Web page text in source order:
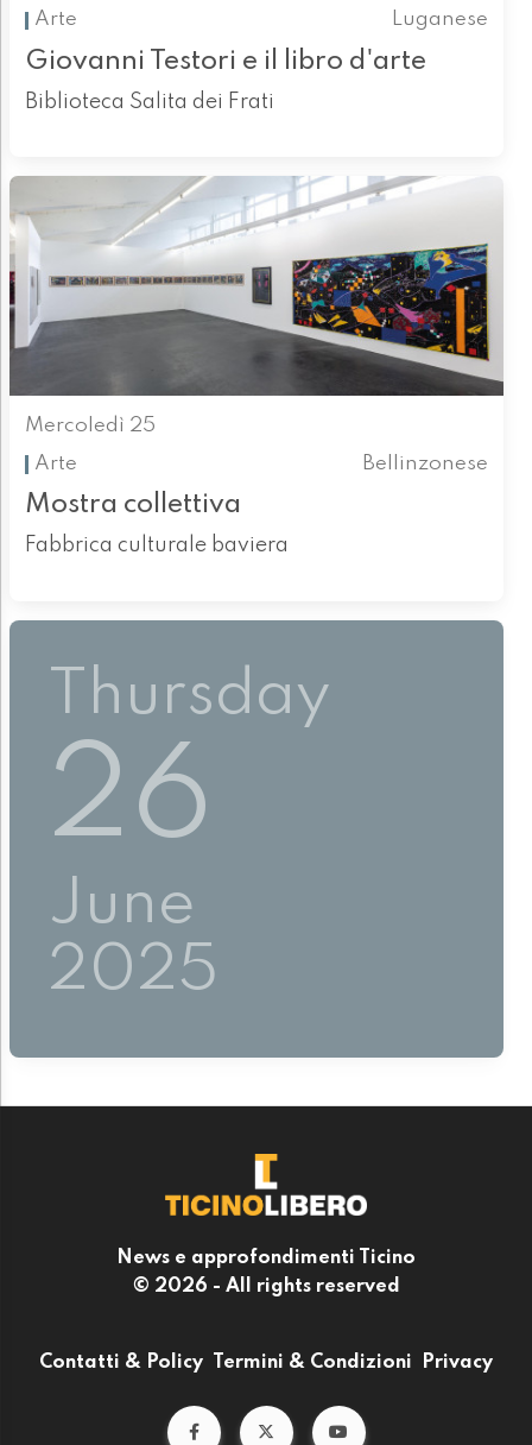
Arte
Luganese
Giovanni Testori e il libro d'arte
Biblioteca Salita dei Frati
Mercoledì 25
Arte
Bellinzonese
Mostra collettiva
Fabbrica culturale baviera
Thursday
26
June
2025
News e approfondimenti Ticino
© 2026 - All rights reserved
Contatti & Policy Termini & Condizioni Privacy